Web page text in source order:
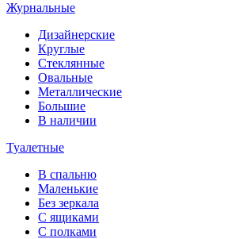
Журнальные
Дизайнерские
Круглые
Стеклянные
Овальные
Металлические
Большие
В наличии
Туалетные
В спальню
Маленькие
Без зеркала
С ящиками
С полками